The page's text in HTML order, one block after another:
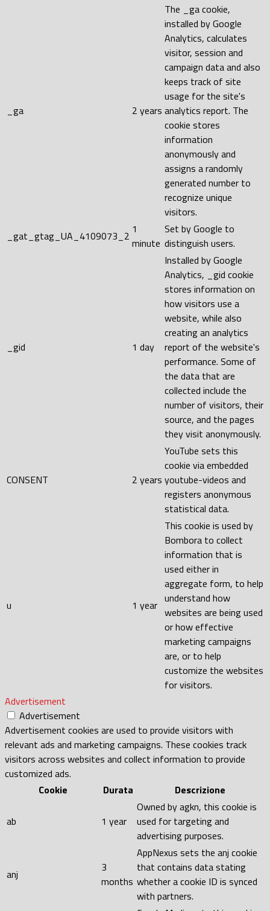
_ga 2 years
The _ga cookie,
installed by Google
Analytics, calculates
visitor, session and
campaign data and also
keeps track of site
usage for the site's
analytics report. The
cookie stores
information
anonymously and
assigns a randomly
generated number to
recognize unique
visitors.
_gat_gtag_UA_4109073_2 1
minute
Set by Google to
distinguish users.
_gid 1 day
Installed by Google
Analytics, _gid cookie
stores information on
how visitors use a
website, while also
creating an analytics
report of the website's
performance. Some of
the data that are
collected include the
number of visitors, their
source, and the pages
they visit anonymously.
CONSENT 2 years
YouTube sets this
cookie via embedded
youtube-videos and
registers anonymous
statistical data.
u 1 year
This cookie is used by
Bombora to collect
information that is
used either in
aggregate form, to help
understand how
websites are being used
or how effective
marketing campaigns
are, or to help
customize the websites
for visitors.
Advertisement
Advertisement
Advertisement cookies are used to provide visitors with
relevant ads and marketing campaigns. These cookies track
visitors across websites and collect information to provide
customized ads.
Cookie
Durata Descrizione
ab 1 year
Owned by agkn, this cookie is
used for targeting and
advertising purposes.
anj
3
months
AppNexus sets the anj cookie
that contains data stating
whether a cookie ID is synced
with partners.